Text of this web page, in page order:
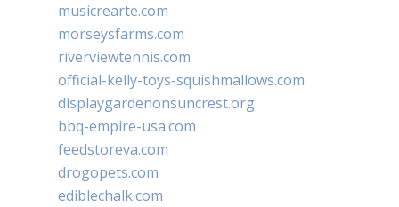
musicrearte.com
morseysfarms.com
riverviewtennis.com
official-kelly-toys-squishmallows.com
displaygardenonsuncrest.org
bbq-empire-usa.com
feedstoreva.com
drogopets.com
ediblechalk.com